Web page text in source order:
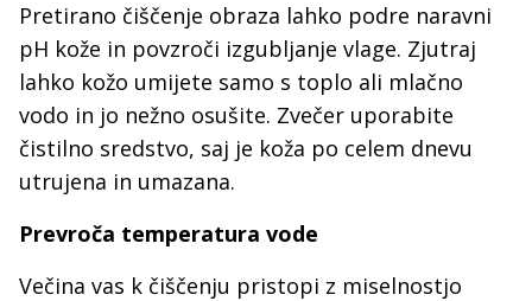
Pretirano čiščenje obraza lahko podre naravni
pH kože in povzroči izgubljanje vlage. Zjutraj
lahko kožo umijete samo s toplo ali mlačno
vodo in jo nežno osušite. Zvečer uporabite
čistilno sredstvo, saj je koža po celem dnevu
utrujena in umazana.
Prevroča temperatura vode
Večina vas k čiščenju pristopi z miselnostjo